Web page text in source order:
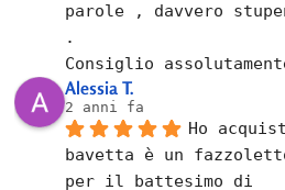
parole , davvero
.
Consiglio
Alessia T.
2 anni fa
Ho
bavetta è un
per il battesimo di